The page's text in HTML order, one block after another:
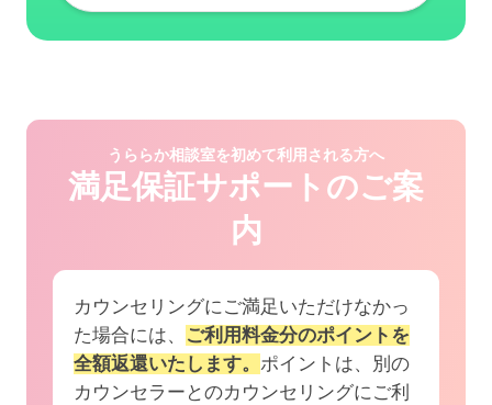
うららか相談室を初めて利用される方へ
満足保証サポートのご案
内
カウンセリングにご満足いただけなかっ
た場合には、
ご利用料金分のポイントを
全額返還いたします。 ポイントは、別の
カウンセラーとのカウンセリングにご利